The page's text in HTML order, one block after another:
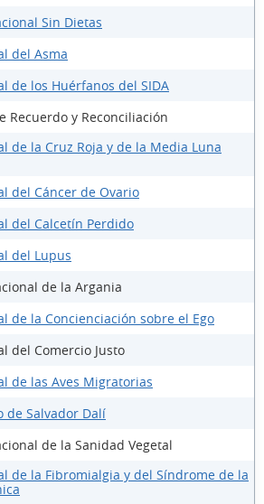
Sin Dietas
del Asma
de los Huérfanos del SIDA
Recuerdo y Reconciliación
de la Cruz Roja y de la Media Luna
del Cáncer de Ovario
del Calcetín Perdido
del Lupus
de la Argania
de la Concienciación sobre el Ego
del Comercio Justo
de las Aves Migratorias
de Salvador Dalí
de la Sanidad Vegetal
de la Fibromialgia y del Síndrome de la